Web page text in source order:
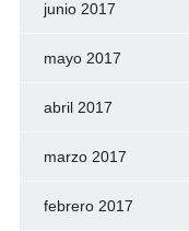
junio 2017
mayo 2017
abril 2017
marzo 2017
febrero 2017